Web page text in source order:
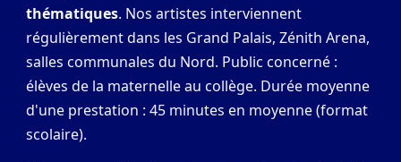
thématiques. Nos artistes interviennent
régulièrement dans les Grand Palais, Zénith Arena,
salles communales du Nord. Public concerné :
élèves de la maternelle au collège. Durée moyenne
d'une prestation : 45 minutes en moyenne (format
scolaire).